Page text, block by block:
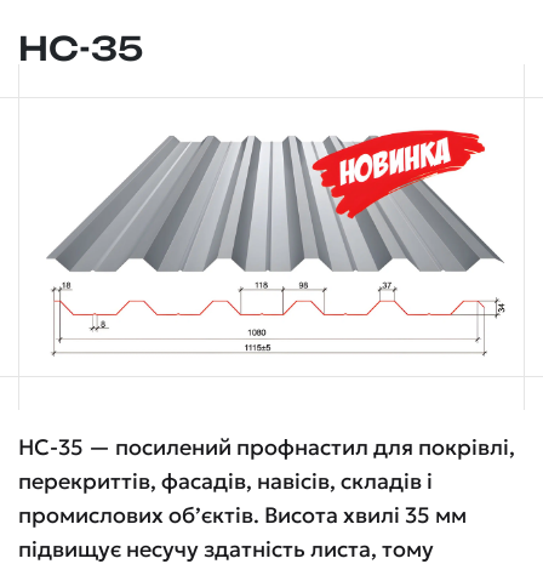
НС-35
НС-35 — посилений профнастил для покрівлі,
перекриттів, фасадів, навісів, складів і
промислових об’єктів. Висота хвилі 35 мм
підвищує несучу здатність листа, тому